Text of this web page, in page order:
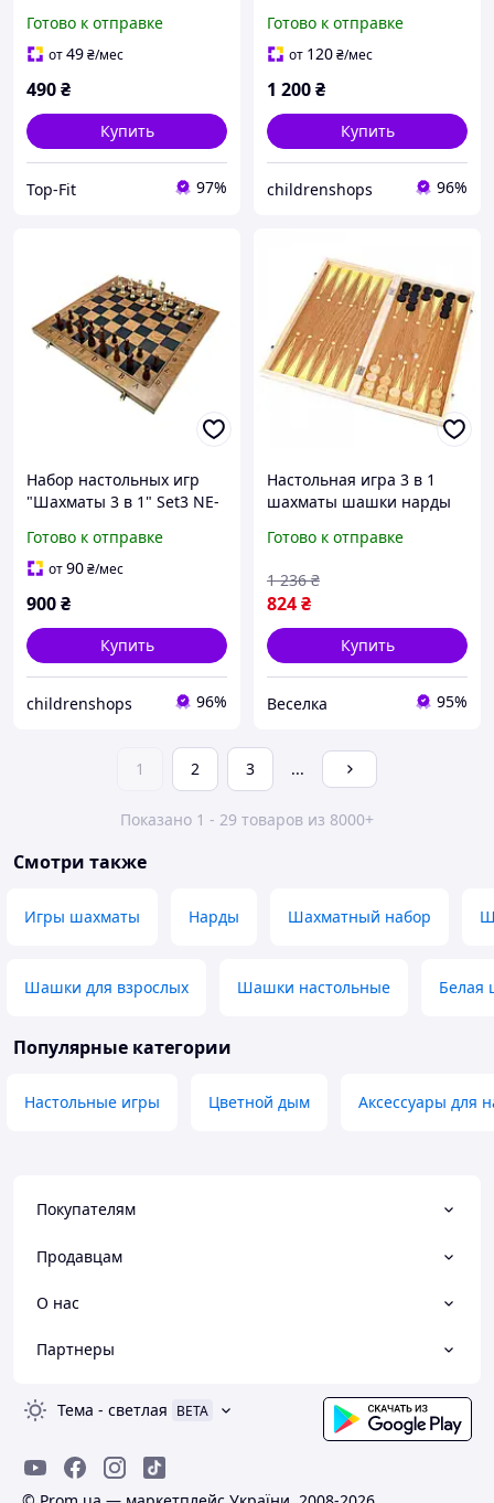
Готово к отправке
от49₴/мес
490₴
Купить
Top-Fit 97%
SET-09 игровая доска
48х48 см
Готово к отправке
от 120₴/мес
1 200₴
Купить
childrenshops 96%
Набор настольных игр
"Шахматы 3 в 1" Set3 NE-
шахматная доска 40х40
см
Готово к отправке
от90₴/мес
900₴
Купить
childrenshops 96%
Настольная игра 3 в 1
шахматы шашки нарды
развивает логику и
Готово к отправке
824₴
1 236 ₴
Купить
Веселка 95%
1 2 3 ...
Показано 1 - 29 товаров из 8000+
Смотри также
Игры шахматы Нарды Шахматный набор
Шашки для взрослых Шашки настольные Белая
Популярные категории
Настольные игры Цветной дым Аксессуары для
Покупателям
Продавцам
О нас
Партнеры
Тема - светлая BETA